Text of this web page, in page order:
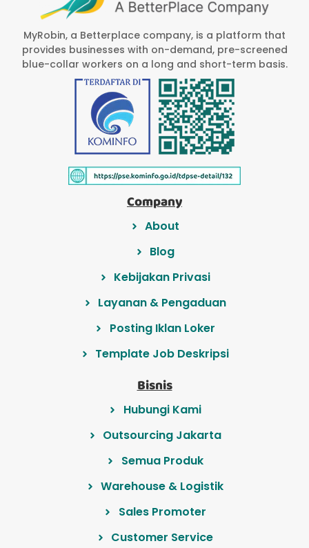
MyRobin, a Betterplace company, is a platform that
provides businesses with on-demand, pre-screened
blue-collar workers on a long and short-term basis.
Company
About
Blog
Kebijakan Privasi
Layanan & Pengaduan
Posting Iklan Loker
Template Job Deskripsi
Bisnis
Hubungi Kami
Outsourcing Jakarta
Semua Produk
Warehouse & Logistik
Sales Promoter
Customer Service